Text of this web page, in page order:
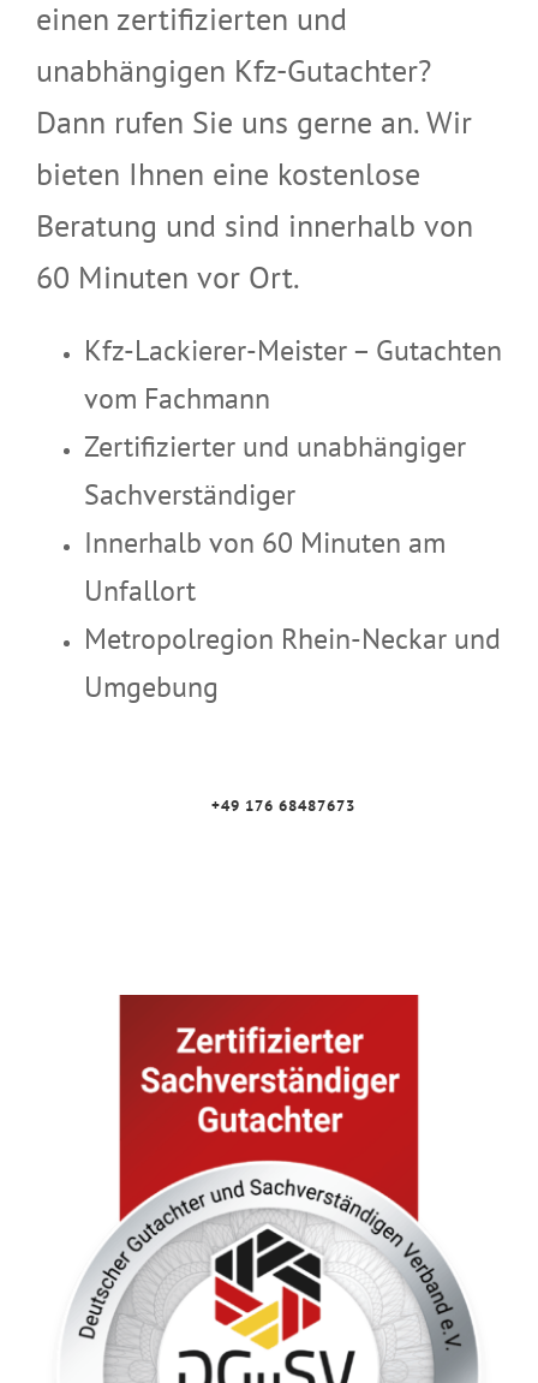
einen zertifizierten und
unabhängigen Kfz-Gutachter?
Dann rufen Sie uns gerne an. Wir
bieten Ihnen eine kostenlose
Beratung und sind innerhalb von
60 Minuten vor Ort.
Kfz-Lackierer-Meister – Gutachten
vom Fachmann
Zertifizierter und unabhängiger
Sachverständiger
Innerhalb von 60 Minuten am
Unfallort
Metropolregion Rhein-Neckar und
Umgebung
+49 176 68487673